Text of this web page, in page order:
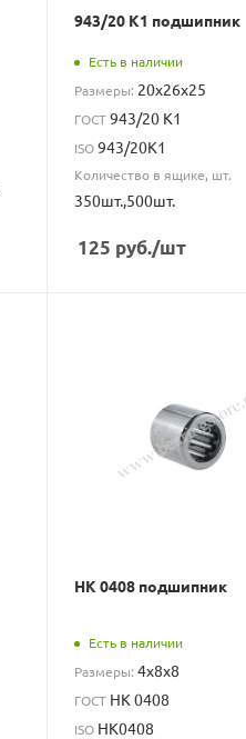
943/20 К1 подшипник
Есть в наличии
Размеры: 20x26x25
ГОСТ943/20 К1
ISO943/20K1
Количество в ящике, шт.
350шт.,500шт.
125 руб./шт
HK 0408 подшипник
Есть в наличии
Размеры: 4x8x8
ГОСТ HK 0408
ISO HK0408